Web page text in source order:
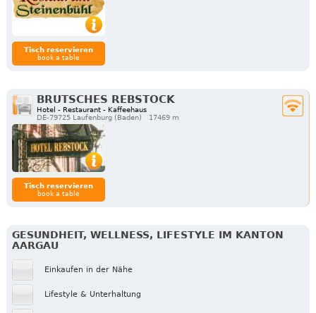
Tisch reservieren
book a table
BRUTSCHES REBSTOCK
Hotel - Restaurant - Kaffeehaus
DE-79725 Laufenburg (Baden)
17469 m
Tisch reservieren
book a table
GESUNDHEIT, WELLNESS, LIFESTYLE IM KANTON
AARGAU
Einkaufen in der Nähe
Lifestyle & Unterhaltung